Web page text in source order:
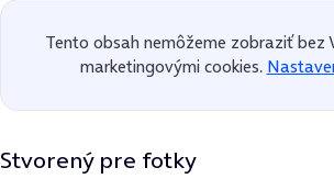
Tento obsah nemôžeme zobraziť bez
marketingovými cookies.
Stvorený pre fotky